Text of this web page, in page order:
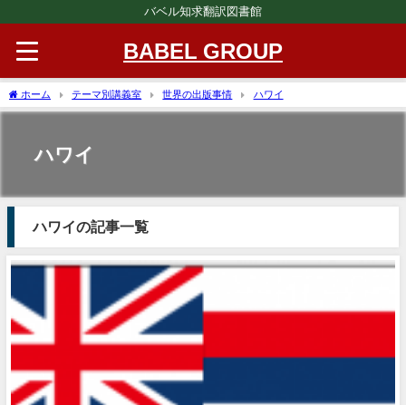
バベル知求翻訳図書館
BABEL GROUP
ホーム テーマ別講義室 世界の出版事情 ハワイ
ハワイ
ハワイの記事一覧